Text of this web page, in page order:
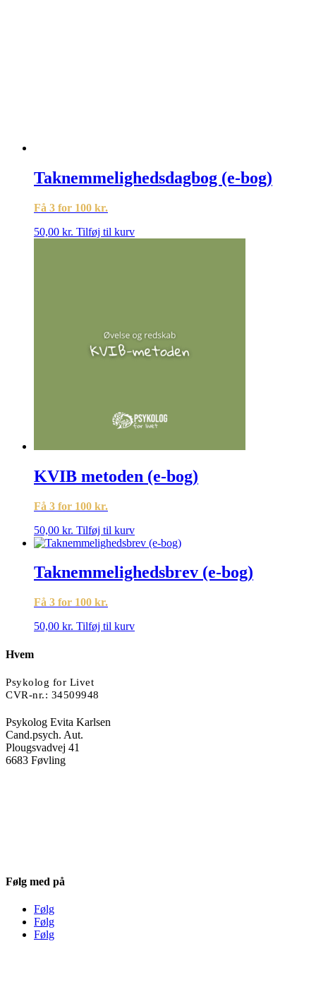
Taknemmelighedsdagbog (e-bog)
Få 3 for 100 kr.
50,00 kr. Tilføj til kurv
KVIB metoden (e-bog)
Få 3 for 100 kr.
50,00 kr. Tilføj til kurv
Taknemmelighedsbrev (e-bog)
Få 3 for 100 kr.
50,00 kr. Tilføj til kurv
Hvem
Psykolog for Livet
CVR-nr.: 34509948
Psykolog Evita Karlsen
Cand.psych. Aut.
Plougsvadvej 41
6683 Føvling
Følg med på
Følg
Følg
Følg